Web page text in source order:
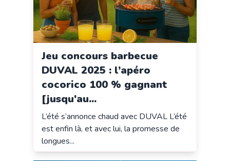
Jeu concours barbecue
DUVAL 2025 : l’apéro
cocorico 100 % gagnant
[jusqu'au...
L’été s’annonce chaud avec DUVAL L’été
est enfin là, et avec lui, la promesse de
longues...